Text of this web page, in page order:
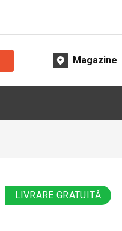
Magazine
LIVRARE GRATUITĂ